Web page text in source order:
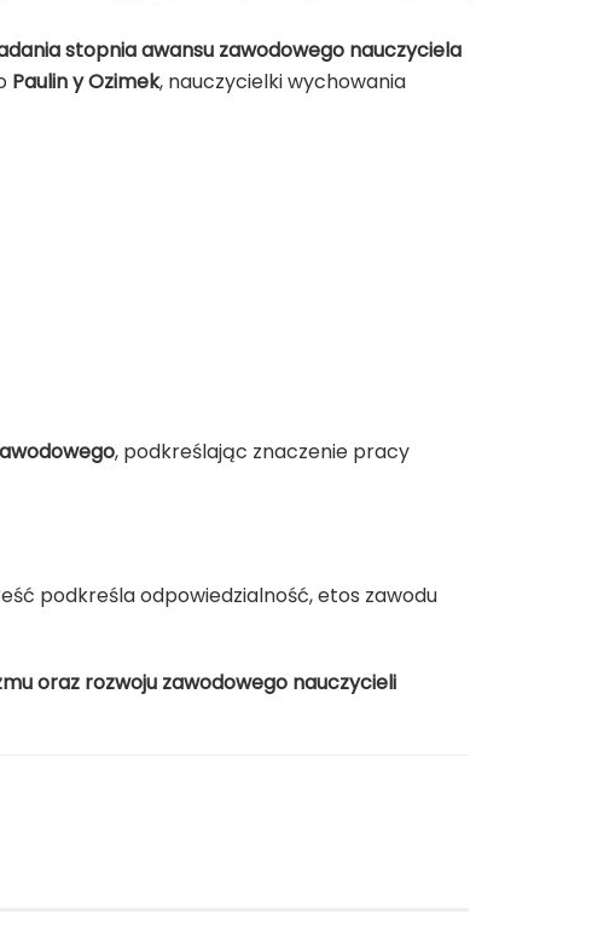
stopnia awansu zawodowego nauczyciela
Paulin y Ozimek, nauczycielki wychowania
, podkreślając znaczenie pracy
podkreśla odpowiedzialność, etos zawodu
oraz rozwoju zawodowego nauczycieli